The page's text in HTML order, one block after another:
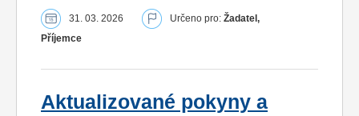
31. 03. 2026 Určeno pro: Žadatel,
Příjemce
Aktualizované pokyny a